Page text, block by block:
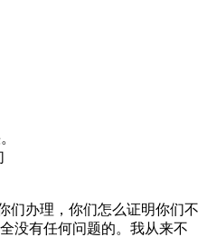
们办理，你们怎么证明你们不
没有任何问题的。我从来不